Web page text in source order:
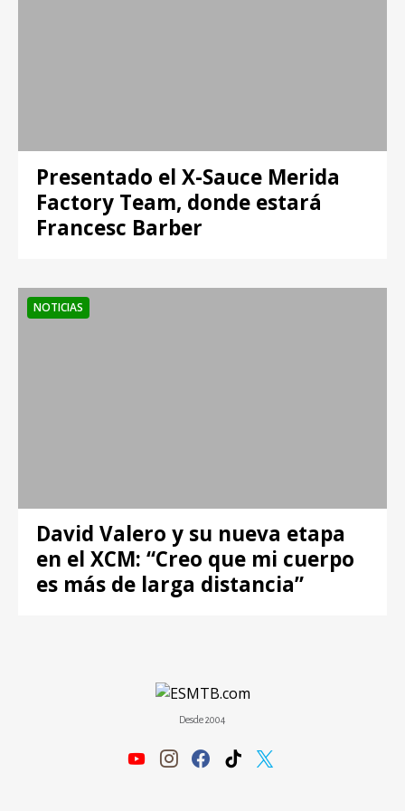
Presentado el X-Sauce Merida
Factory Team, donde estará
Francesc Barber
NOTICIAS
David Valero y su nueva etapa
en el XCM: “Creo que mi cuerpo
es más de larga distancia”
Desde 2004